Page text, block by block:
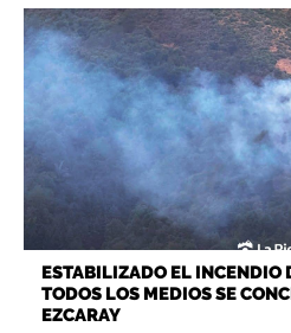
ESTABILIZADO EL INCENDIO
TODOS LOS MEDIOS SE
EZCARAY